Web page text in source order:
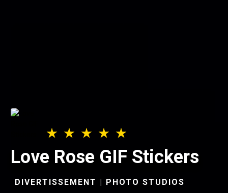
Love Rose GIF Stickers
DIVERTISSEMENT | PHOTO STUDIOS